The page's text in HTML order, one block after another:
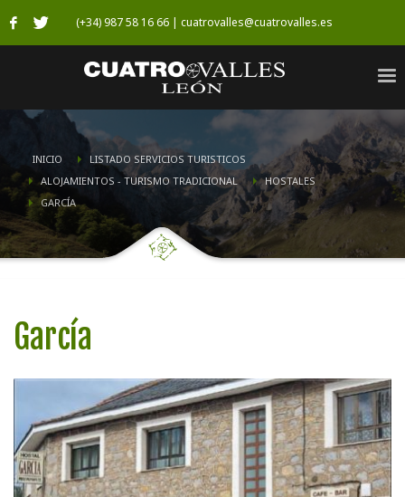
(+34) 987 58 16 66 | cuatrovalles@cuatrovalles.es
INICIO
LISTADO SERVICIOS TURISTICOS
ALOJAMIENTOS - TURISMO TRADICIONAL
HOSTALES
GARCÍA
García